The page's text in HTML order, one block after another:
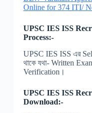
Online for 374 ITI/
UPSC IES ISS
Process:-
UPSC IES ISS এর
থাকে যথা- Written
Verification।
UPSC IES ISS
Download:-